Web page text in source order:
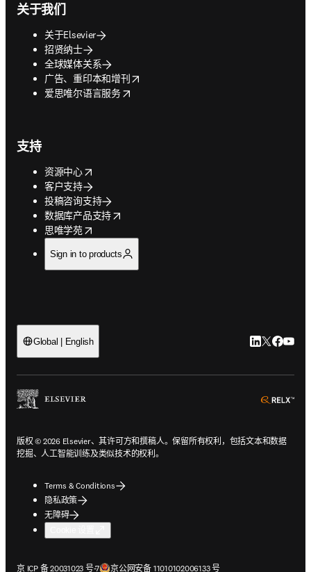
关于我们
关于Elsevier
招贤纳士
全球媒体关系
广告、重印本和增刊
opens in new tab/window
爱思唯尔语言服务
opens in new tab/window
支持
资源中心
opens in new tab/window
客户支持
投稿咨询支持
数据库产品支持
opens in new tab/window
思唯学苑
opens in new tab/window
Sign in to products
Global | English LinkedIn 在
Twitter 在
版权 © 2026 Elsevier、其许可方和撰稿人。保留所有权利，包括文本和数据
挖掘、人工智能训练及类似技术的权利。
Terms & Conditions
隐私政策
无障碍
京 ICP 备 20031023 号-7
在新的选项卡/窗口中打开京公网安备 11010102006133 号
在新的选项卡/窗口中打开